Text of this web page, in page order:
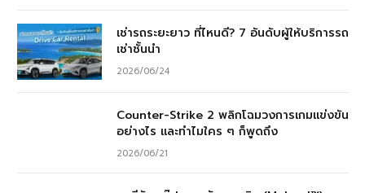
เช่ารถระยะยาว ที่ไหนดี? 7 อันดับผู้ให้บริการรถ
เช่าชั้นนำ
2026/06/24
Counter-Strike 2 พลิกโฉมวงการเกมแข่งขัน
อย่างไร และทำไมใคร ๆ ก็พูดถึง
2026/06/21